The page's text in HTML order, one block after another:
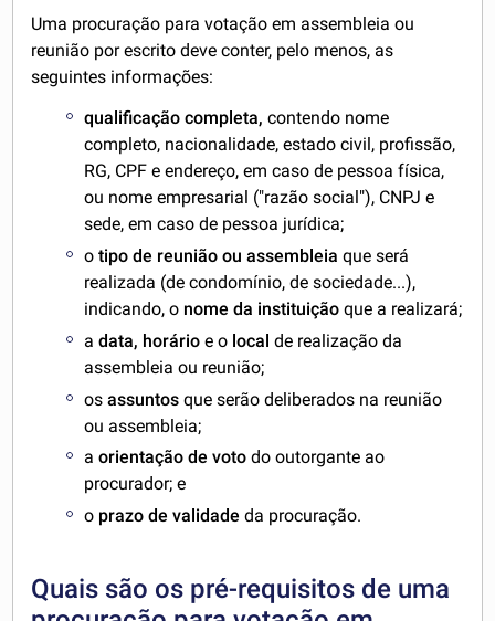
Uma procuração para votação em assembleia ou
reunião por escrito deve conter, pelo menos, as
seguintes informações:
qualificação completa,contendo nome
completo, nacionalidade, estado civil, profissão,
RG, CPF e endereço, em caso de pessoa física,
ou nome empresarial ("razão social"), CNPJ e
sede, em caso de pessoa jurídica;
otipo de reunião ou assembleiaque será
realizada (de condomínio, de sociedade...),
indicando, o nome da instituição que a realizará;
adata, horário e o localde realização da
assembleia ou reunião;
osassuntos que serão deliberados na reunião
ou assembleia;
aorientação de voto do outorgante ao
procurador; e
o prazo de validadeda procuração.
Quais são os pré-requisitos de uma